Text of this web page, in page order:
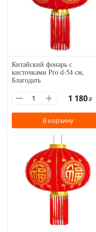
Китайский фонарь с
кисточками Pro d-54 см,
Благодать
1 180 ₽
В корзину